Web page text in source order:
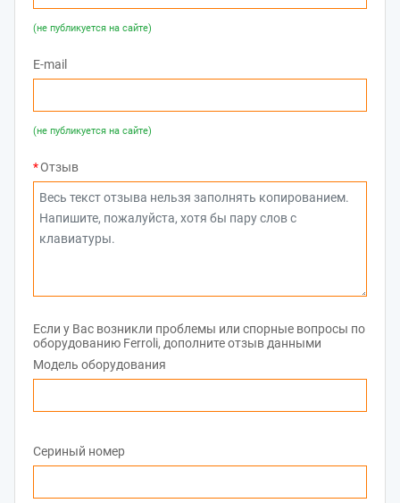
(не публикуется на сайте)
E-mail
(не публикуется на сайте)
Отзыв
Если у Вас возникли проблемы или спорные вопросы по
оборудованию Ferroli, дополните отзыв данными
Модель оборудования
Сериный номер